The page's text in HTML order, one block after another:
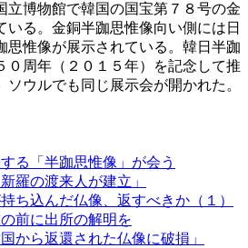
立博物館で韓国の国宝第７８号の金
いる。金銅半跏思惟像向い側には日
思惟像が展示されている。韓日半跏
０周年（２０１５年）を記念して推
ウルでも同じ展示会が開かれた。
る「半跏思惟像」が会う
羅の渡来人が建立」
ち込んだ仏像、返すべきか（１）
前に出所の解明を
から返還された仏像に破損」